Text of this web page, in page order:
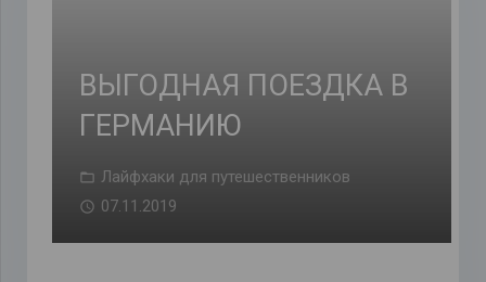
ВЫГОДНАЯ ПОЕЗДКА В
ГЕРМАНИЮ
Лайфхаки для путешественников
07.11.2019